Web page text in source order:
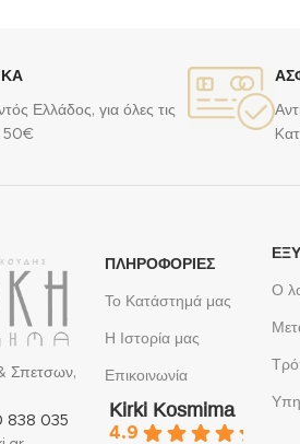
Ελλάδος, για όλες τις
50€
Σπετσων,
838 035
ΠΛΗΡΟΦΟΡΙΕΣ
Το Κατάστημά μας
Η Ιστορία μας
Επικοινωνία
Kirki Kosmima
4.9
Ο